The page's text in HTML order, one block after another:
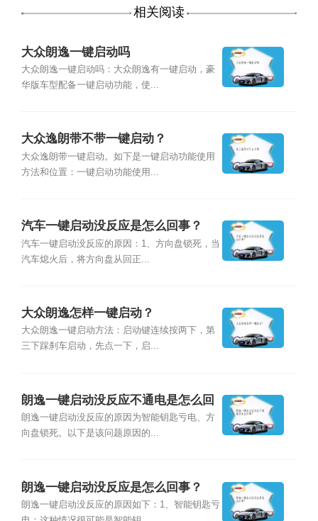
相关阅读
大众朗逸一键启动吗
大众朗逸一键启动吗：大众朗逸有一键启动，豪
华版车型配备一键启动功能，使...
大众逸朗带不带一键启动？
大众逸朗带一键启动。如下是一键启动功能使用
方法和位置：一键启动功能使用...
汽车一键启动没反应是怎么回事？
汽车一键启动没反应的原因：1、方向盘锁死，当
汽车熄火后，将方向盘从回正...
大众朗逸怎样一键启动？
大众朗逸一键启动方法：启动键连续按两下，第
三下踩刹车启动，先点一下，启...
朗逸一键启动没反应不通电是怎么回
事？
朗逸一键启动没反应的原因为智能钥匙亏电、方
向盘锁死。以下是该问题原因的...
朗逸一键启动没反应是怎么回事？
朗逸一键启动没反应的原因如下：1、智能钥匙亏